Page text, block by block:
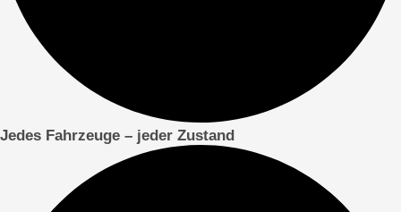
Jedes Fahrzeuge – jeder Zustand